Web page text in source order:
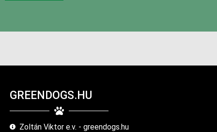
GREENDOGS.HU
Zoltán Viktor e.v. - greendogs.hu